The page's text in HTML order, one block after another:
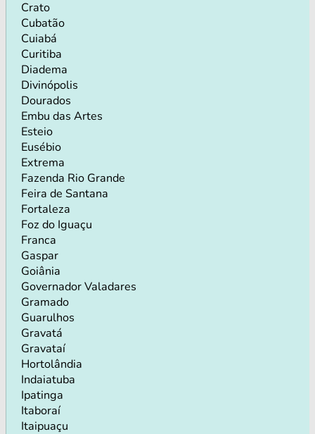
Crato
Cubatão
Cuiabá
Curitiba
Diadema
Divinópolis
Dourados
Embu das Artes
Esteio
Eusébio
Extrema
Fazenda Rio Grande
Feira de Santana
Fortaleza
Foz do Iguaçu
Franca
Gaspar
Goiânia
Governador Valadares
Gramado
Guarulhos
Gravatá
Gravataí
Hortolândia
Indaiatuba
Ipatinga
Itaboraí
Itaipuaçu